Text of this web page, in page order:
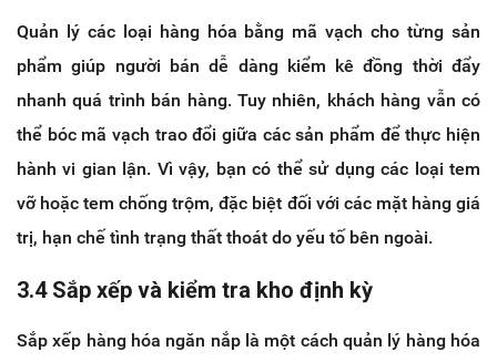
Quản lý các loại hàng hóa bằng mã vạch cho từng sản
phẩm giúp người bán dễ dàng kiểm kê đồng thời đẩy
nhanh quá trình bán hàng. Tuy nhiên, khách hàng vẫn có
thể bóc mã vạch trao đổi giữa các sản phẩm để thực hiện
hành vi gian lận. Vì vậy, bạn có thể sử dụng các loại tem
vỡ hoặc tem chống trộm, đặc biệt đối với các mặt hàng giá
trị, hạn chế tình trạng thất thoát do yếu tố bên ngoài.
3.4 Sắp xếp và kiểm tra kho định kỳ
Sắp xếp hàng hóa ngăn nắp là một cách quản lý hàng hóa